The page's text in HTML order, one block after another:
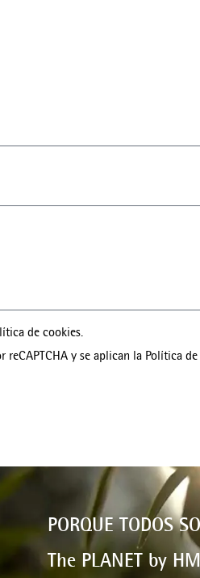
de cookies.
reCAPTCHA y se aplican la Política
PORQUE TODOS
The PLANET by